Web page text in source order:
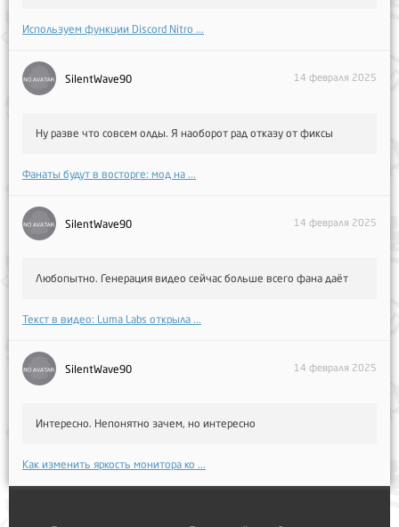
Используем функции Discord Nitro ...
SilentWave90 14 февраля 2025
Ну разве что совсем олды. Я наоборот рад отказу от фиксы
Фанаты будут в восторге: мод на ...
SilentWave90 14 февраля 2025
Любопытно. Генерация видео сейчас больше всего фана даёт
Текст в видео: Luma Labs открыла ...
SilentWave90 14 февраля 2025
Интересно. Непонятно зачем, но интересно
Как изменить яркость монитора ко ...